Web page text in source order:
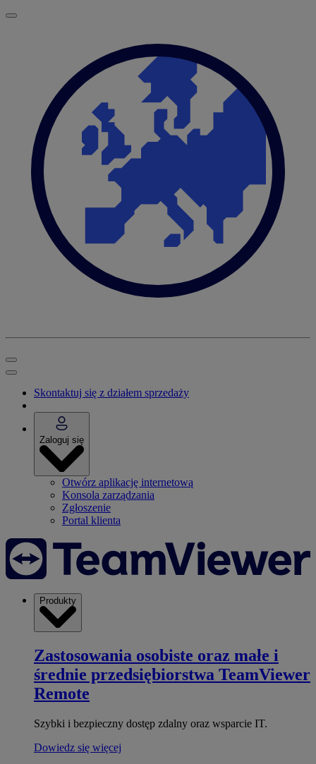
Skontaktuj się z działem sprzedaży
Zaloguj się
Otwórz aplikację internetową
Konsola zarządzania
Zgłoszenie
Portal klienta
Produkty
Zastosowania osobiste oraz małe i
średnie przedsiębiorstwa TeamViewer
Remote
Szybki i bezpieczny dostęp zdalny oraz wsparcie IT.
Dowiedz się więcej